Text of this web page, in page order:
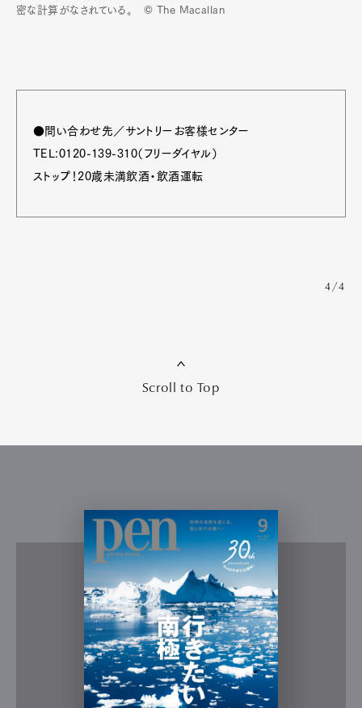
密な計算がなされている。 © The Macallan
●問い合わせ先／サントリーお客様センター
TEL:0120-139-310（フリーダイヤル）
ストップ！20歳未満飲酒・飲酒運転
4/4
Scroll to Top